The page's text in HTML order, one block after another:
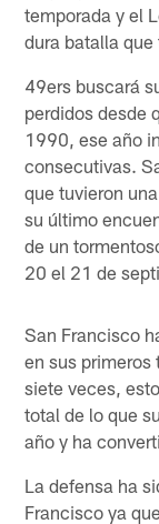
temporada y el
dura batalla
49ers buscará
perdidos desde
1990, ese año
consecutivas.
que tuvieron
su último
de un
20 el 21 de
San Francisco
en sus primeros
siete veces,
total de lo que
año y ha
La defensa ha
Francisco ya